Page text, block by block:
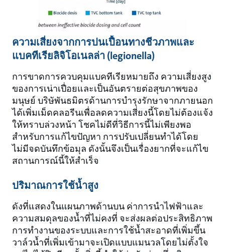
ความเสี่ยงจากการปนเปื้อนทางชีวภาพและ
แบคทีเรียลิจิโอเนลล่า (legionella)
การขาดการควบคุมแบคทีเรียหมายถึง ความเสี่ยงสูง
ของการเน่าเปื่อยและเป็นอันตรายต่อสุขภาพของ
มนุษย์ บริษัพันธมิตรด้านการบำรุงรักษาจากภายนอก
ได้เพิ่มเม็ดคลอรีนเพื่อลดความเสี่ยงนี้โดยไม่ต้องแจ้ง
ให้ทราบล่วงหน้า โชคไม่ดีที่วิธีการนี้ไม่เพียงพอ
สำหรับการแก้ไขปัญหา การปรับเปลี่ยนทำได้โดย
ไม่มีจดบันทึกข้อมุล ดังนั้นจึงเป็นเรื่องยากที่จะแก้ไข
สถานการณ์นี้ให้สำเร็จ
ปริมาณการใช้น้ำสูง
ดังที่แสดงในแผนภาพด้านบน ค่าการนำไฟฟ้าและ
ความสมดุลของน้ำที่ไม่คงที่ จะส่งผลต่อประสิทธิภาพ
การทำงานของระบบและการใช้น้ำสะอาดที่เพิ่มขึ้น
วาล์วน้ำที่เพิ่มเข้ามาจะเปิดแบบแมนวลโดยไม่ตั้งใจ